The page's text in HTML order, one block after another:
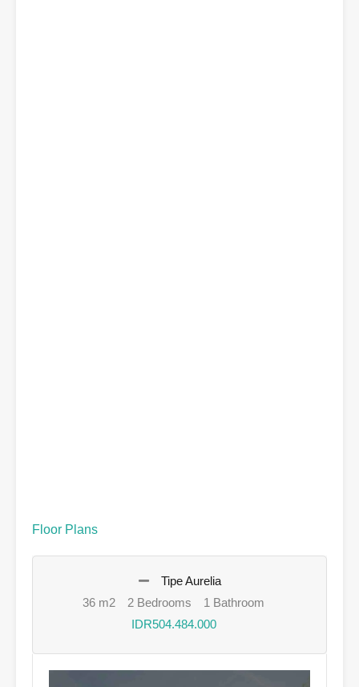
Floor Plans
Tipe Aurelia
36 m2
2 Bedrooms
1 Bathroom
IDR504.484.000